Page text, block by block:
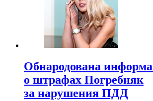
Обнародована
о штрафах Погребняк
за нарушения ПДД